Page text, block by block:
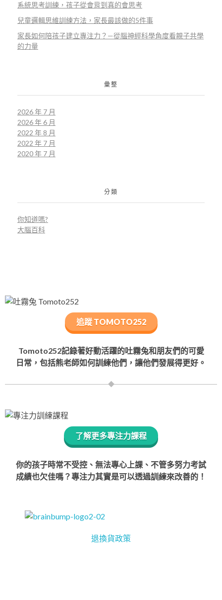
系統思考訓練，孩子從會背到真的會思考
兒童邏輯思維訓練方法，家長最該做的5件事
家長如何陪孩子建立專注力？—從腦神經科學角度看親子共學
的力量
彙整
2026 年 7 月
2026 年 6 月
2022 年 8 月
2022 年 7 月
2020 年 7 月
分類
你知道嗎?
大腦百科
追蹤 TOMOTO252
Tomoto252記錄著好動活躍的吐霧兔和朋友們的可愛
日常，包括熊老師如何訓練他們，讓他們發展得更好。
了解更多專注力課程
你的孩子時常不受控、無法專心上課、不管多努力考試
成績也欠佳嗎？專注力其實是可以透過訓練來改善的！
退換貨政策